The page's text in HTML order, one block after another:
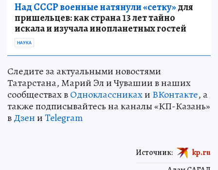
Над СССР военные натянули «сетку»для
пришельцев: как страна 13 лет тайно
искала и изучала инопланетных гостей
НАУКА
Следите за актуальными новостями
Татарстана, Марий Эл и Чувашии в наших
сообществах вОдноклассникахи ВКонтакте, а
также подписывайтесь на каналы «КП-Казань»
вДзениTelegram
Источник: kp.ru